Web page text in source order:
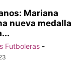
Mariana
nueva medalla
Futboleras -